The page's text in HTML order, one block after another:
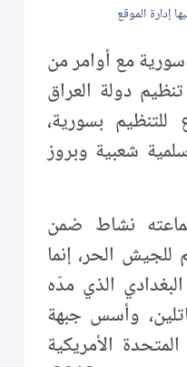
إدارة الموقع
مع أوامر من
دولة العراق
بسورية،
شعبية وبروز
نشاط ضمن
للجيش الحر، إنما
الذي مدّه
وأسس جبهة
المتحدة الأمريكية